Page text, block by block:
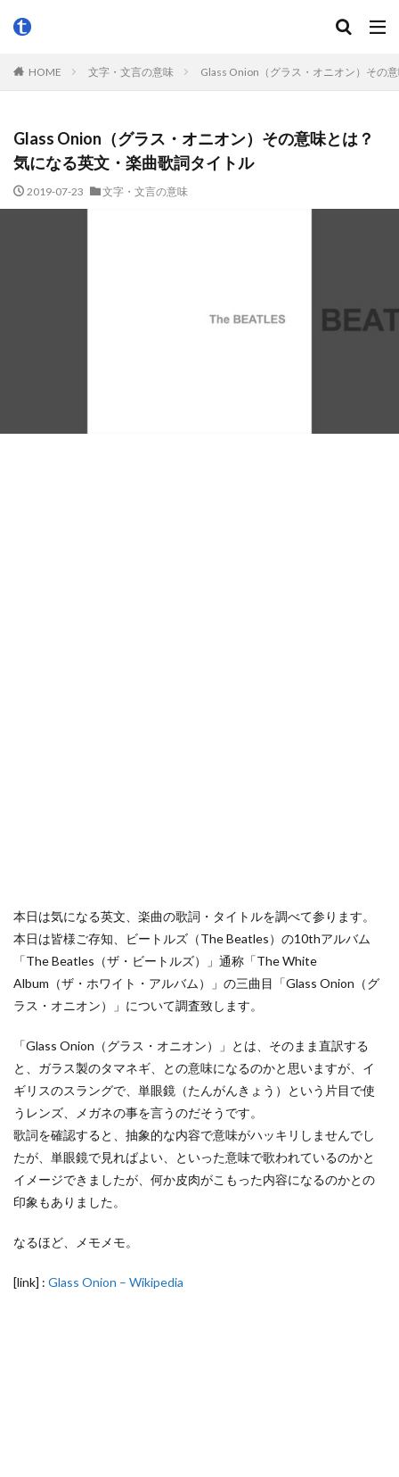
HOME 文字・文言の意味 Glass Onion（グラス・オニオン）その
Glass Onion（グラス・オニオン）その意味とは？
気になる英文・楽曲歌詞タイトル
2019-07-23 文字・文言の意味
本日は気になる英文、楽曲の歌詞・タイトルを調べて参ります。
本日は皆様ご存知、ビートルズ（The Beatles）の10thアルバム
「The Beatles（ザ・ビートルズ）」通称「The White
Album（ザ・ホワイト・アルバム）」の三曲目「Glass Onion（グ
ラス・オニオン）」について調査致します。
「Glass Onion（グラス・オニオン）」とは、そのまま直訳する
と、ガラス製のタマネギ、との意味になるのかと思いますが、イ
ギリスのスラングで、単眼鏡（たんがんきょう）という片目で使
うレンズ、メガネの事を言うのだそうです。
歌詞を確認すると、抽象的な内容で意味がハッキリしませんでし
たが、単眼鏡で見ればよい、といった意味で歌われているのかと
イメージできましたが、何か皮肉がこもった内容になるのかとの
印象もありました。
なるほど、メモメモ。
[link] : Glass Onion – Wikipedia